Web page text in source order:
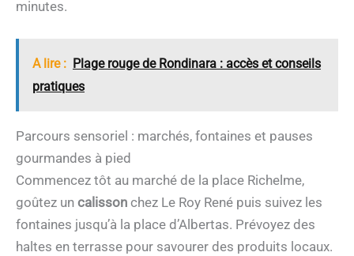
minutes.
A lire : Plage rouge de Rondinara : accès et conseils
pratiques
Parcours sensoriel : marchés, fontaines et pauses
gourmandes à pied
Commencez tôt au marché de la place Richelme,
goûtez un calisson chez Le Roy René puis suivez les
fontaines jusqu’à la place d’Albertas. Prévoyez des
haltes en terrasse pour savourer des produits locaux.